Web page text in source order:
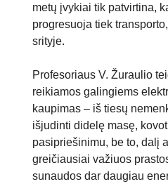
metų įvykiai tik patvirtina,
progresuoja tiek
srityje.
Profesoriaus V. Žuraulio
reikiamos galingiems
kaupimas – iš tiesų
išjudinti didelę masę,
pasipriešinimu, be to, dalį
greičiausiai važiuos
sunaudos dar daugiau